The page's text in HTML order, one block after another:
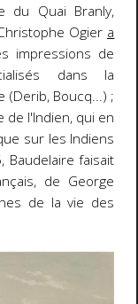
du Quai Branly,
Ogier a
impressions de
dans la
Boucq...) ;
de l'Indien, qui en
sur les Indiens
Baudelaire faisait
de George
de la vie des